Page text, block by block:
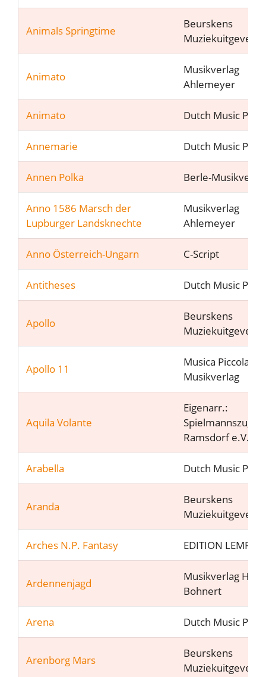
Animals Springtime
Beurskens
Muziekuitgeveij
Animato
Musikverlag
Ahlemeyer
Animato Dutch Music
Annemarie Dutch Music
Annen Polka Berle-
Anno 1586 Marsch der
Lupburger Landsknechte
Musikverlag
Ahlemeyer
Anno Österreich-Ungarn C-Script
Antitheses Dutch Music
Apollo
Beurskens
Muziekuitgeveij
Apollo 11
Musica Piccola
Musikverlag
Aquila Volante
Eigenarr.:
Spielmannszug
Ramsdorf e.V.
Arabella Dutch Music
Aranda
Beurskens
Muziekuitgeveij
Arches N.P. Fantasy EDITION
Ardennenjagd
Musikverlag
Bohnert
Arena Dutch Music
Arenborg Mars
Beurskens
Muziekuitgeveij